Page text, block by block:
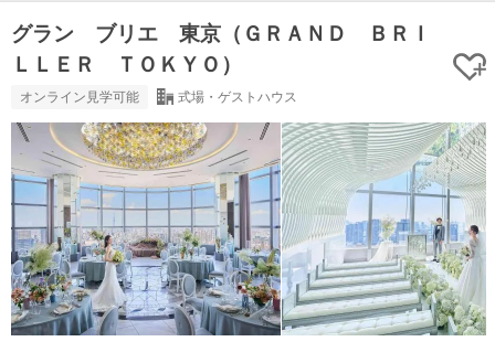
グラン ブリエ 東京（ＧＲＡＮＤ ＢＲＩ
ＬＬＥＲ ＴＯＫＹＯ）
オンライン見学可能 式場・ゲストハウス